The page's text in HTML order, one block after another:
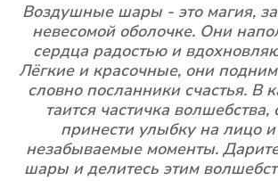
Воздушные шары - это магия,
невесомой оболочке. Они
сердца радостью и
Лёгкие и красочные, они
словно посланники счастья. В
таится частичка волшебства,
принести улыбку на лицо и
незабываемые моменты.
шары и делитесь этим